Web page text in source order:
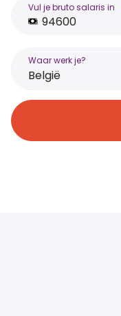
Vul je bruto salaris in
Waar werk je?
België